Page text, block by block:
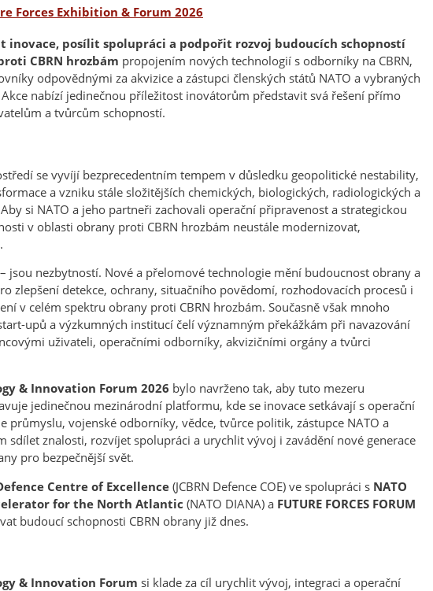
Forces Exhibition & Forum 2026
inovace, posílit spolupráci a podpořit rozvoj budoucích schopností
CBRN hrozbám propojením nových technologií s odborníky na CBRN,
odpovědnými za akvizice a zástupci členských států NATO a vybraných
nabízí jedinečnou příležitost inovátorům představit svá řešení přímo
a tvůrcům schopností.
se vyvíjí bezprecedentním tempem v důsledku geopolitické nestability,
a vzniku stále složitějších chemických, biologických, radiologických a
si NATO a jeho partneři zachovali operační připravenost a strategickou
v oblasti obrany proti CBRN hrozbám neustále modernizovat,
jsou nezbytností. Nové a přelomové technologie mění budoucnost obrany a
zlepšení detekce, ochrany, situačního povědomí, rozhodovacích procesů i
v celém spektru obrany proti CBRN hrozbám. Současně však mnoho
upů a výzkumných institucí čelí významným překážkám při navazování
uživateli, operačními odborníky, akvizičními orgány a tvůrci
& Innovation Forum 2026 bylo navrženo tak, aby tuto mezeru
jedinečnou mezinárodní platformu, kde se inovace setkávají s operační
průmyslu, vojenské odborníky, vědce, tvůrce politik, zástupce NATO a
sdílet znalosti, rozvíjet spolupráci a urychlit vývoj i zavádění nové generace
pro bezpečnější svět.
Centre of Excellence(JCBRN Defence COE) ve spolupráci s NATO
for the North Atlantic (NATO DIANA) a FUTURE FORCES FORUM
budoucí schopnosti CBRN obrany již dnes.
& Innovation Forum si klade za cíl urychlit vývoj, integraci a operační